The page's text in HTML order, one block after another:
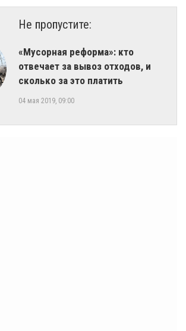
Не пропустите:
«Мусорная реформа»: кто
отвечает за вывоз отходов, и
сколько за это платить
04 мая 2019, 09:00